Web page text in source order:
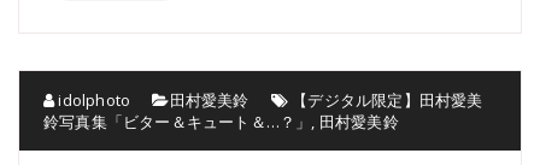
idolphoto 田村愛美鈴
【デジタル限定】田村愛美
鈴写真集「ビター＆キュート＆…？」 , 田村愛美鈴